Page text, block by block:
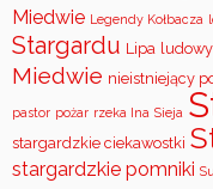
Miedwie Legendy Kołbacza
Stargardu Lipa
Miedwie nieistniejący
pastor pożar rzeka Ina Sieja
stargardzkie ciekawostki
stargardzkie pomniki